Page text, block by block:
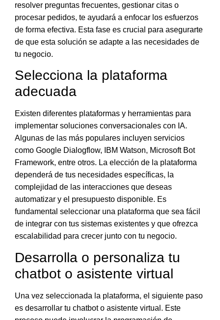
resolver preguntas frecuentes, gestionar citas o
procesar pedidos, te ayudará a enfocar los esfuerzos
de forma efectiva. Esta fase es crucial para asegurarte
de que esta solución se adapte a las necesidades de
tu negocio.
Selecciona la plataforma
adecuada
Existen diferentes plataformas y herramientas para
implementar soluciones conversacionales con IA.
Algunas de las más populares incluyen servicios
como Google Dialogflow, IBM Watson, Microsoft Bot
Framework, entre otros. La elección de la plataforma
dependerá de tus necesidades específicas, la
complejidad de las interacciones que deseas
automatizar y el presupuesto disponible. Es
fundamental seleccionar una plataforma que sea fácil
de integrar con tus sistemas existentes y que ofrezca
escalabilidad para crecer junto con tu negocio.
Desarrolla o personaliza tu
chatbot o asistente virtual
Una vez seleccionada la plataforma, el siguiente paso
es desarrollar tu chatbot o asistente virtual. Este